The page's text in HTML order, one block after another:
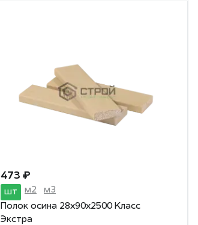
473 ₽
шт м2
м3
Полок осина 28х90х2500 Класс
Экстра